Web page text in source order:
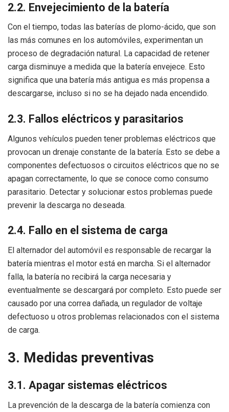
2.2. Envejecimiento de la batería
Con el tiempo, todas las baterías de plomo-ácido, que son
las más comunes en los automóviles, experimentan un
proceso de degradación natural. La capacidad de retener
carga disminuye a medida que la batería envejece. Esto
significa que una batería más antigua es más propensa a
descargarse, incluso si no se ha dejado nada encendido.
2.3. Fallos eléctricos y parasitarios
Algunos vehículos pueden tener problemas eléctricos que
provocan un drenaje constante de la batería. Esto se debe a
componentes defectuosos o circuitos eléctricos que no se
apagan correctamente, lo que se conoce como consumo
parasitario. Detectar y solucionar estos problemas puede
prevenir la descarga no deseada.
2.4. Fallo en el sistema de carga
El alternador del automóvil es responsable de recargar la
batería mientras el motor está en marcha. Si el alternador
falla, la batería no recibirá la carga necesaria y
eventualmente se descargará por completo. Esto puede ser
causado por una correa dañada, un regulador de voltaje
defectuoso u otros problemas relacionados con el sistema
de carga.
3. Medidas preventivas
3.1. Apagar sistemas eléctricos
La prevención de la descarga de la batería comienza con